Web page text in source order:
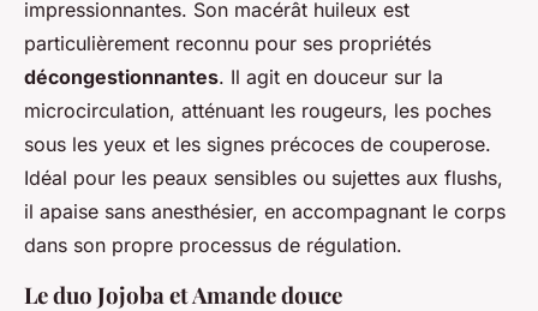
impressionnantes. Son macérât huileux est
particulièrement reconnu pour ses propriétés
décongestionnantes. Il agit en douceur sur la
microcirculation, atténuant les rougeurs, les poches
sous les yeux et les signes précoces de couperose.
Idéal pour les peaux sensibles ou sujettes aux flushs,
il apaise sans anesthésier, en accompagnant le corps
dans son propre processus de régulation.
Le duo Jojoba et Amande douce